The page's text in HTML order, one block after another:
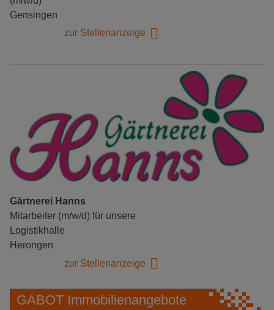
Gensingen
zur Stellenanzeige
Gärtnerei Hanns
Mitarbeiter (m/w/d) für unsere
Logistikhalle
Herongen
zur Stellenanzeige
GABOT Immobilienangebote